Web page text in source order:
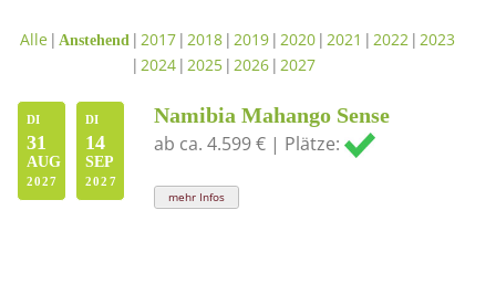
Alle Anstehend 2017 2018 2019 2020 2021 2022 2023
2024 2025 2026 2027
DI
31
AUG
2027
DI
14
SEP
2027
Namibia Mahango Sense
ab ca. 4.599 € | Plätze:
mehr Infos